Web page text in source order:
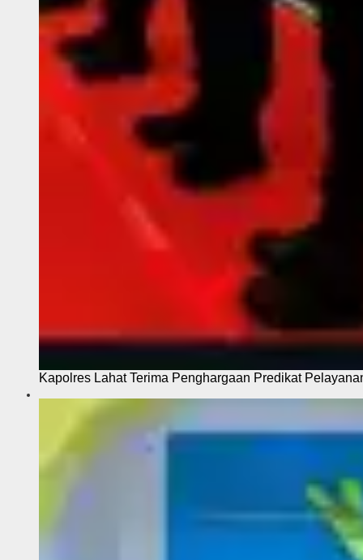
Kapolres Lahat Terima Penghargaan Predikat